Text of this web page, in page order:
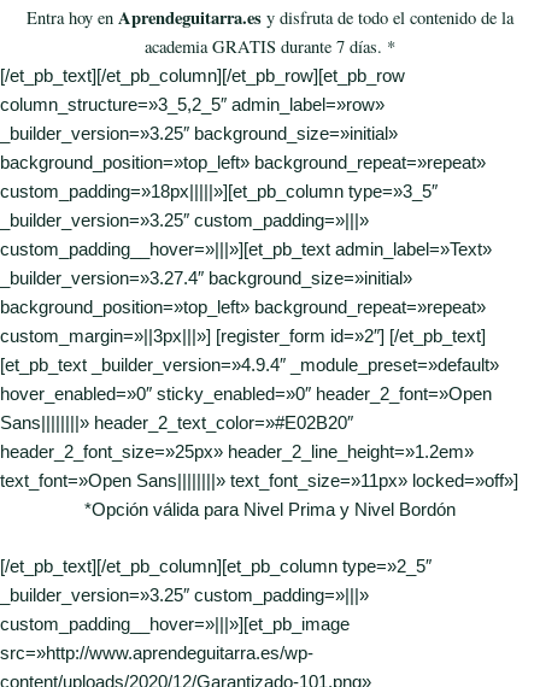
Entra hoy en Aprendeguitarra.es y disfruta de todo el contenido de la
academia GRATIS durante 7 días. *
[/et_pb_text][/et_pb_column][/et_pb_row][et_pb_row
column_structure=»3_5,2_5″ admin_label=»row»
_builder_version=»3.25″ background_size=»initial»
background_position=»top_left» background_repeat=»repeat»
custom_padding=»18px|||||»][et_pb_column type=»3_5″
_builder_version=»3.25″ custom_padding=»|||»
custom_padding__hover=»|||»][et_pb_text admin_label=»Text»
_builder_version=»3.27.4″ background_size=»initial»
background_position=»top_left» background_repeat=»repeat»
custom_margin=»||3px|||»] [register_form id=»2″] [/et_pb_text]
[et_pb_text _builder_version=»4.9.4″ _module_preset=»default»
hover_enabled=»0″ sticky_enabled=»0″ header_2_font=»Open
Sans||||||||» header_2_text_color=»#E02B20″
header_2_font_size=»25px» header_2_line_height=»1.2em»
text_font=»Open Sans||||||||» text_font_size=»11px» locked=»off»]
*Opción válida para Nivel Prima y Nivel Bordón
[/et_pb_text][/et_pb_column][et_pb_column type=»2_5″
_builder_version=»3.25″ custom_padding=»|||»
custom_padding__hover=»|||»][et_pb_image
src=»http://www.aprendeguitarra.es/wp-
content/uploads/2020/12/Garantizado-101.png»